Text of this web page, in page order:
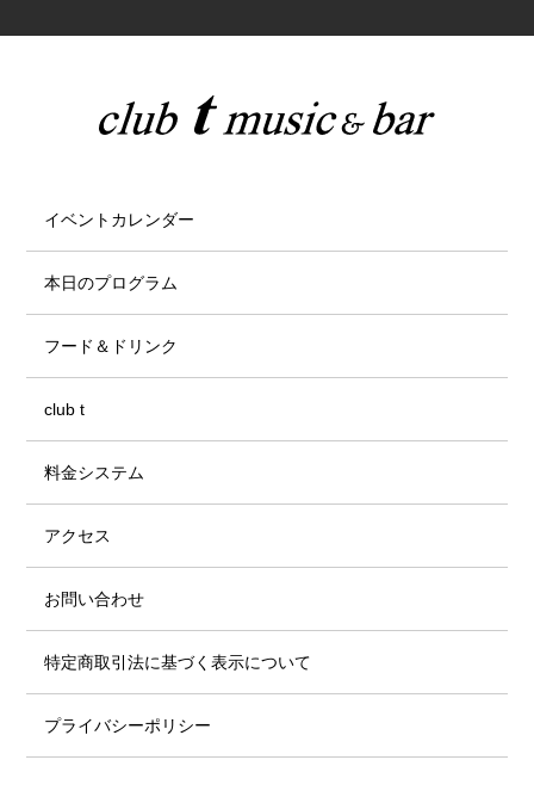
イベントカレンダー
本日のプログラム
フード＆ドリンク
club t
料金システム
アクセス
お問い合わせ
特定商取引法に基づく表示について
プライバシーポリシー